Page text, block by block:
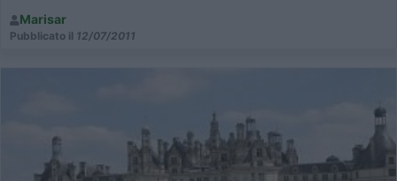
Marisar
Pubblicato il 12/07/2011